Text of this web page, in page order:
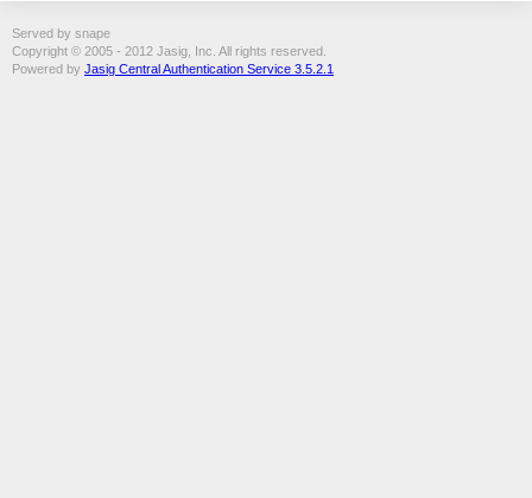
Served by snape
Copyright © 2005 - 2012 Jasig, Inc. All rights reserved.
Powered by Jasig Central Authentication Service 3.5.2.1